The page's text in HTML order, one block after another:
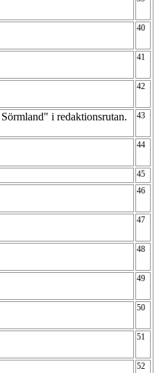
40
41
42
i redaktionsrutan. 43
44
45
46
47
48
49
50
51
52